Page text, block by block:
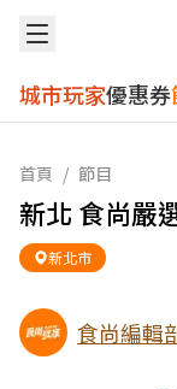
城市玩家優惠券
首頁 / 節目
新北 食尚嚴
新北市
食尚編輯